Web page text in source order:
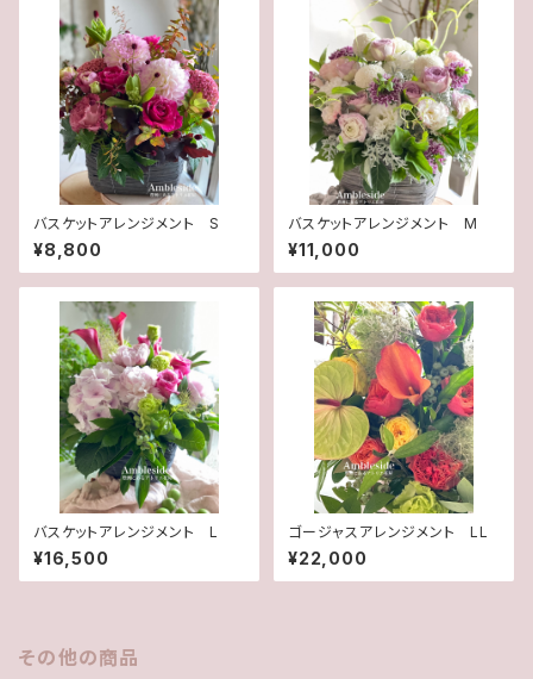
バスケットアレンジメント S
¥8,800
バスケットアレンジメント M
¥11,000
バスケットアレンジメント L
¥16,500
ゴージャスアレンジメント LL
¥22,000
その他の商品